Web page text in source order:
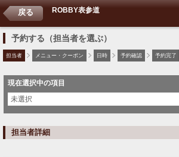
戻る ROBBY表参道
予約する（担当者を選ぶ）
担当者 メニュー・クーポン 日時 予約確認 予約完了
現在選択中の項目
未選択
担当者詳細